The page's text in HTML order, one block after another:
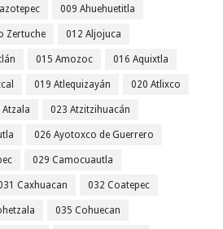
009 Ahuehuetitla
Zertuche 012 Aljojuca
015 Amozoc 016 Aquixtla
019 Atlequizayán 020 Atlixco
Atzala 023 Atzitzihuacán
026 Ayotoxco de Guerrero
029 Camocuautla
Caxhuacan 032 Coatepec
035 Cohuecan